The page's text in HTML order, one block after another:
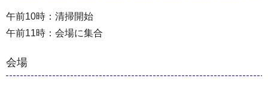
午前10時：清掃開始
午前11時：会場に集合
会場